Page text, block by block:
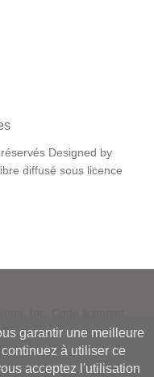
Designed by
diffusé sous licence
1.1.
garantir une meilleure
à utiliser ce
acceptez l'utilisation